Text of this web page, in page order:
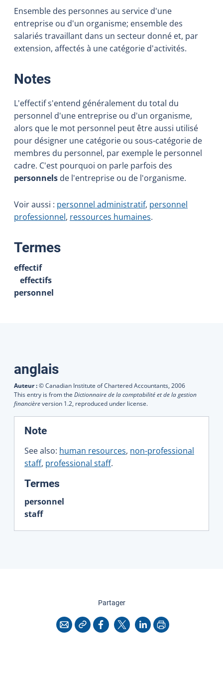
Ensemble des personnes au service d'une
entreprise ou d'un organisme; ensemble des
salariés travaillant dans un secteur donné et, par
extension, affectés à une catégorie d'activités.
Notes:
L'effectif s'entend généralement du total du
personnel d'une entreprise ou d'un organisme,
alors que le mot personnel peut être aussi utilisé
pour désigner une catégorie ou sous-catégorie de
membres du personnel, par exemple le personnel
cadre. C'est pourquoi on parle parfois des
personnels de l'entreprise ou de l'organisme.
Voir aussi : personnel administratif, personnel
professionnel, ressources humaines.
Termes:
effectif
effectifs
personnel
Traductions
anglais
Auteur :© Canadian Institute of Chartered Accountants, 2006
This entry is from the Dictionnaire de la comptabilité et de la gestion
financièreversion 1.2, reproduced under license.
Note:
See also: human resources, non-professional
staff, professional staff.
Termes
personnel
staff
Partagercette page
CourrielCopier l'adresse
Facebook
X LinkedInImprimer